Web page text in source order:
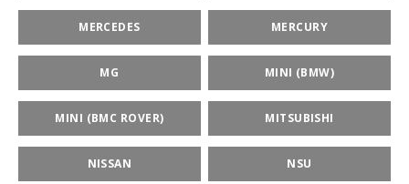
MERCEDES MERCURY
MG MINI (BMW)
MINI (BMC ROVER) MITSUBISHI
NISSAN NSU